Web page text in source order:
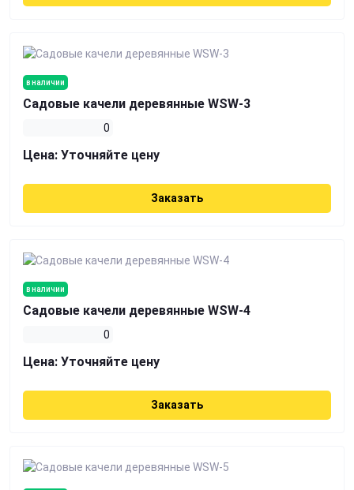
в наличии
Садовые качели деревянные WSW-3
0
Цена: Уточняйте цену
Заказать
в наличии
Садовые качели деревянные WSW-4
0
Цена: Уточняйте цену
Заказать